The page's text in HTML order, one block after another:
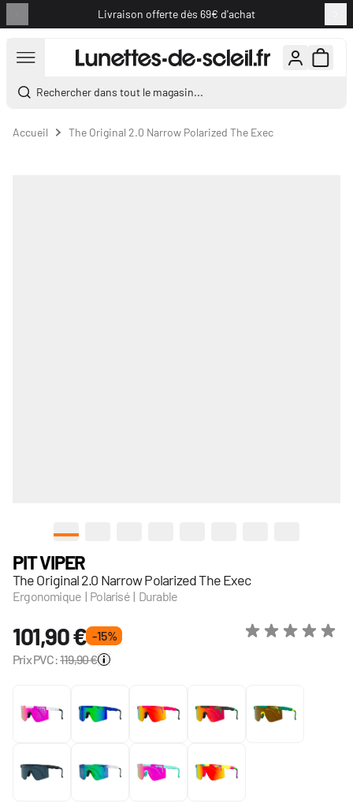
Livraison offerte dès 69€ d'achat
Rechercher dans tout le magasin...
Accueil The Original 2.0 Narrow Polarized The Exec
PIT VIPER
The Original 2.0 Narrow Polarized The Exec
Ergonomique | Polarisé | Durable
101,90 € - 15 %
Prix PVC:119,90 €